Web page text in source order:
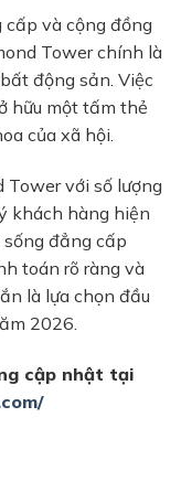
và cộng đồng
Tower chính là
động sản. Việc
hữu một tấm thẻ
của xã hội.
Tower với số lượng
khách hàng hiện
đẳng cấp
toán rõ ràng và
là lựa chọn đầu
2026.
cập nhật tại